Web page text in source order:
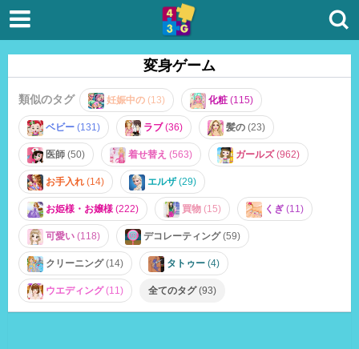
変身ゲーム
類似のタグ 妊娠中の (13) 化粧 (115)
ベビー (131) ラブ(36) 髪の (23)
医師 (50) 着せ替え (563) ガールズ(962)
お手入れ (14) エルザ(29)
お姫様・お嬢様 (222) 買物 (15) くぎ (11)
可愛い (118) デコレーティング(59)
クリーニング(14) タトゥー (4)
ウエディング(11) 全てのタグ(93)